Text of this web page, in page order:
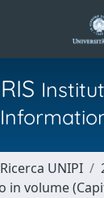
UNIPI
in volume